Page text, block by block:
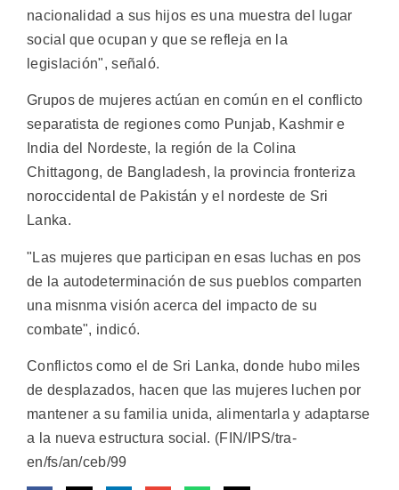
nacionalidad a sus hijos es una muestra del lugar
social que ocupan y que se refleja en la
legislación", señaló.
Grupos de mujeres actúan en común en el conflicto
separatista de regiones como Punjab, Kashmir e
India del Nordeste, la región de la Colina
Chittagong, de Bangladesh, la provincia fronteriza
noroccidental de Pakistán y el nordeste de Sri
Lanka.
"Las mujeres que participan en esas luchas en pos
de la autodeterminación de sus pueblos comparten
una misnma visión acerca del impacto de su
combate", indicó.
Conflictos como el de Sri Lanka, donde hubo miles
de desplazados, hacen que las mujeres luchen por
mantener a su familia unida, alimentarla y adaptarse
a la nueva estructura social. (FIN/IPS/tra-
en/fs/an/ceb/99